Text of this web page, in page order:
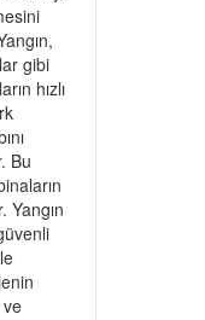
gibi
hızlı
Bu
Yangın
ve